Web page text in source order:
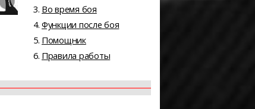
Во время боя
Функции после боя
Помощник
Правила работы